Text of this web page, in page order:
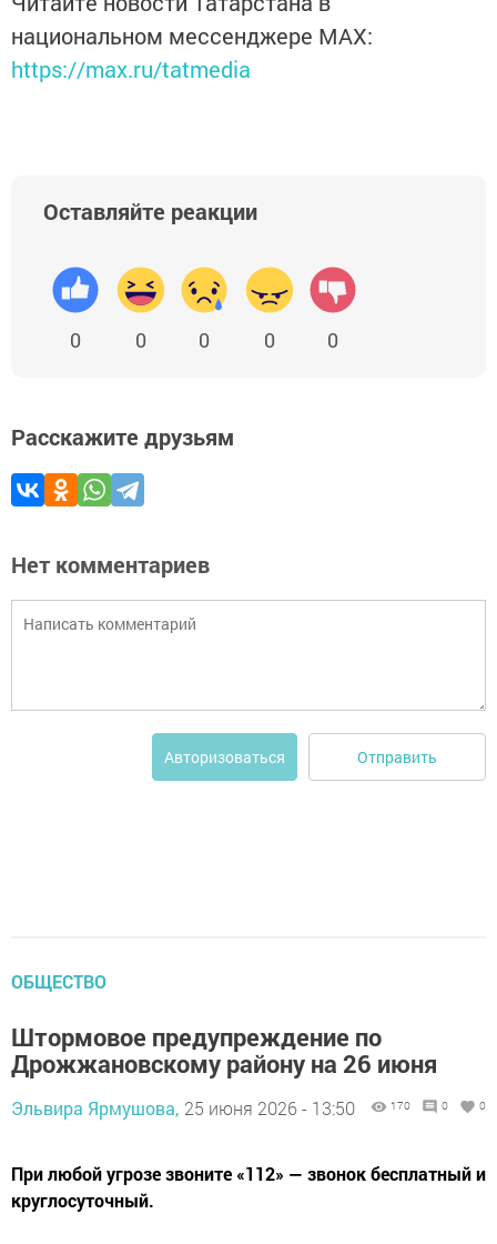
национальном мессенджере MАХ:
https://max.ru/tatmedia
Оставляйте реакции
0 0 0 0 0
Расскажите друзьям
Нет комментариев
Авторизоваться Отправить
ОБЩЕСТВО
Штормовое предупреждение по
Дрожжановскому району на 26 июня
Эльвира Ярмушова, 25 июня 2026 - 13:50 170 0 0
При любой угрозе звоните «112» — звонок бесплатный и
круглосуточный.